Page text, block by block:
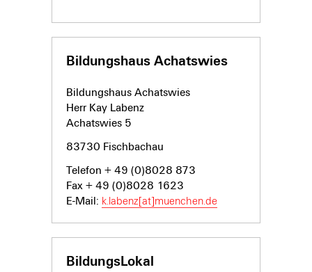
Bildungshaus Achatswies
Bildungshaus Achatswies
Herr Kay Labenz
Achatswies 5
83730 Fischbachau
Telefon + 49 (0)8028 873
Fax + 49 (0)8028 1623
E-Mail: k.labenz[at]muenchen.de
BildungsLokal